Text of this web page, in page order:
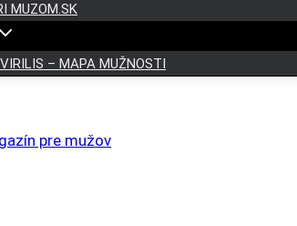
MUZOM.SK
– MAPA MUŽNOSTI